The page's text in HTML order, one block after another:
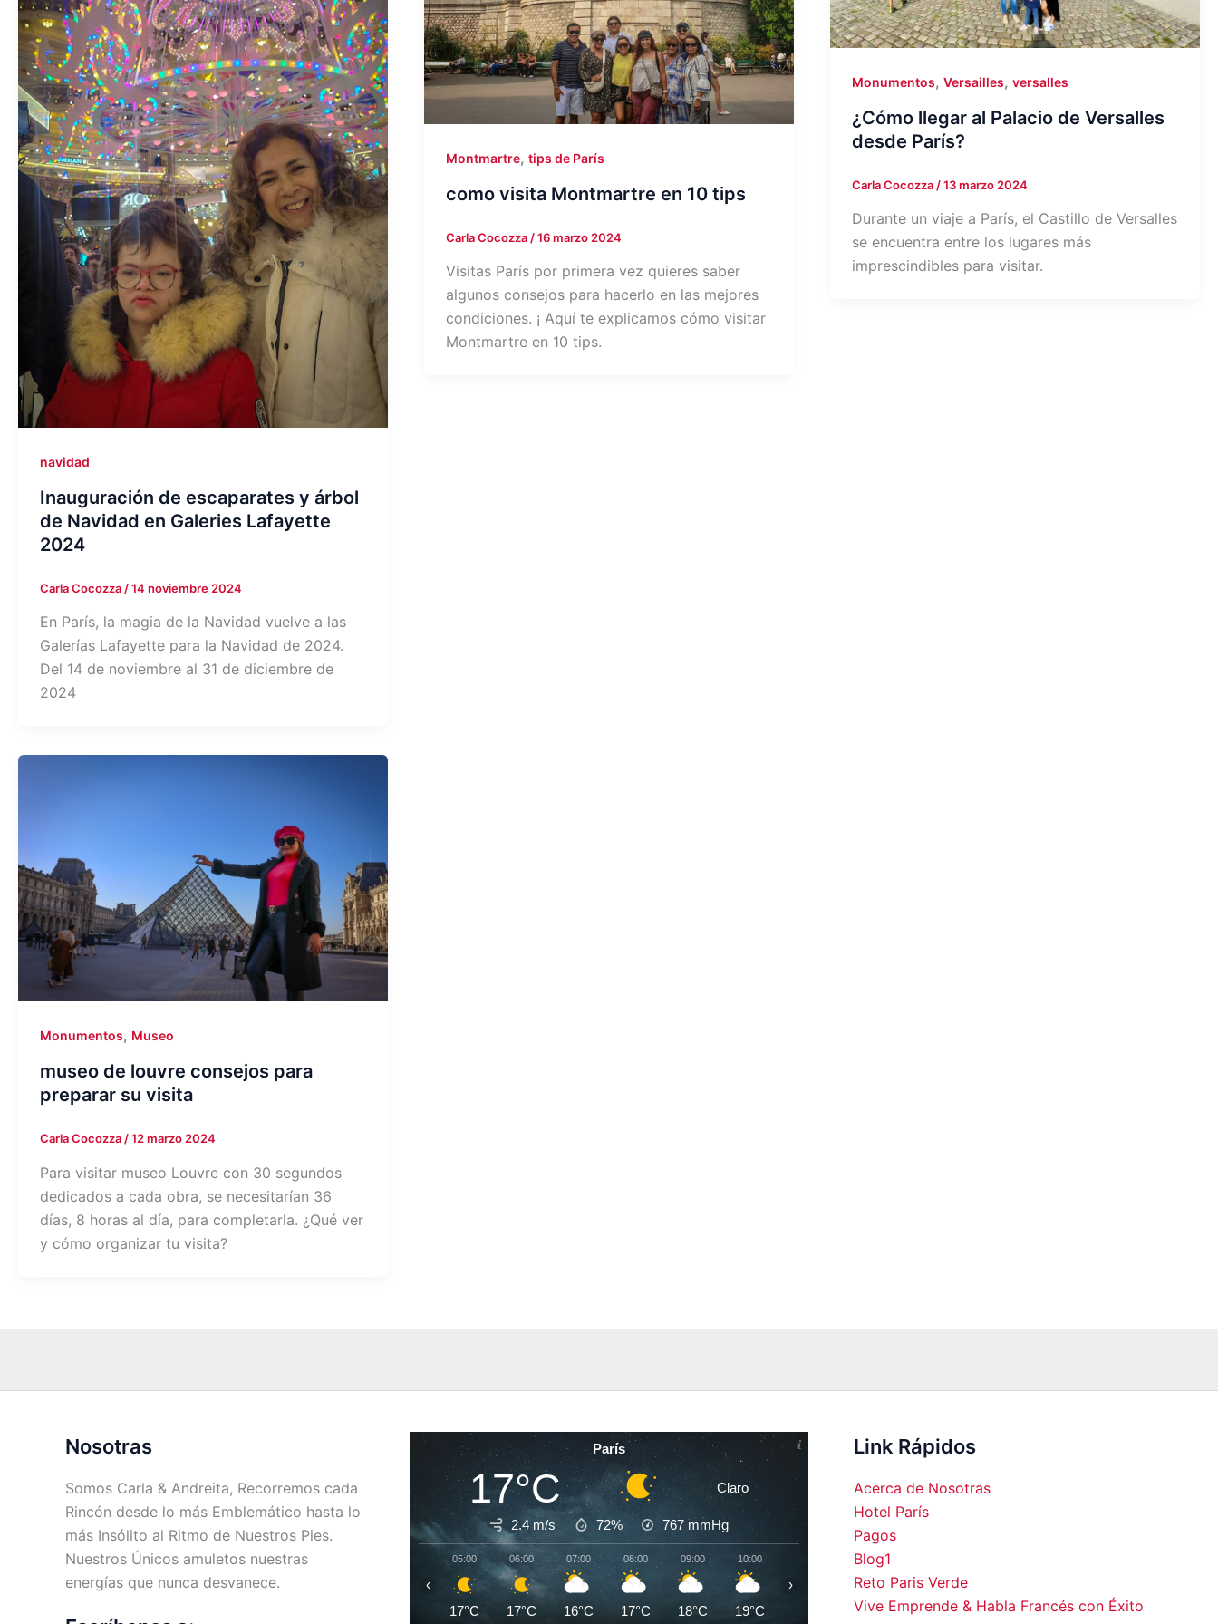
navidad
Inauguración de escaparates y árbol
de Navidad en Galeries Lafayette
2024
Carla Cocozza /14 noviembre 2024
En París, la magia de la Navidad vuelve a las
Galerías Lafayette para la Navidad de 2024.
Del 14 de noviembre al 31 de diciembre de
2024
Montmartre, tips de París
como visita Montmartre en 10 tips
Carla Cocozza /16 marzo 2024
Visitas París por primera vez quieres saber
algunos consejos para hacerlo en las mejores
condiciones. ¡ Aquí te explicamos cómo visitar
Montmartre en 10 tips.
Monumentos, Versailles, versalles
¿Cómo llegar al Palacio de Versalles
desde París?
Carla Cocozza /13 marzo 2024
Durante un viaje a París, el Castillo de Versalles
se encuentra entre los lugares más
imprescindibles para visitar.
Monumentos, Museo
museo de louvre consejos para
preparar su visita
Carla Cocozza /12 marzo 2024
Para visitar museo Louvre con 30 segundos
dedicados a cada obra, se necesitarían 36
días, 8 horas al día, para completarla. ¿Qué ver
y cómo organizar tu visita?
Nosotras
Somos Carla & Andreita, Recorremos cada
Rincón desde lo más Emblemático hasta lo
más Insólito al Ritmo de Nuestros Pies.
Nuestros Únicos amuletos nuestras
energías que nunca desvanece.
París
17°C Claro
2.4 m/s 72% 767 mmHg
05:00
17°C
06:00
17°C
07:00
16°C
08:00
17°C
09:00
18°C
10:00
19°C
12:00
22°C 23°C 24°C 25°C 25°C 25°C
‹ ›
Link Rápidos
Acerca de Nosotras
Hotel París
Pagos
Blog1
Reto Paris Verde
Vive Emprende & Habla Francés con Éxito